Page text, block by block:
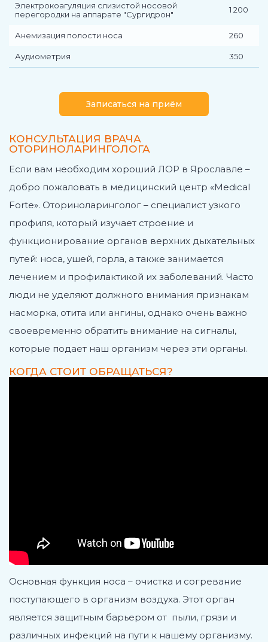
Электрокоагуляция слизистой носовой
перегородки на аппарате "Сургидрон"
1 200
Анемизация полости носа 260
Аудиометрия 350
Записаться на приём
КОНСУЛЬТАЦИЯ ВРАЧА
ОТОРИНОЛАРИНГОЛОГА
Если вам необходим хороший ЛОР в Ярославле –
добро пожаловать в медицинский центр «Medical
Forte». Оториноларинголог – специалист узкого
профиля, который изучает строение и
функционирование органов верхних дыхательных
путей: носа, ушей, горла, а также занимается
лечением и профилактикой их заболеваний. Часто
люди не уделяют должного внимания признакам
насморка, отита или ангины, однако очень важно
своевременно обратить внимание на сигналы,
которые подает наш организм через эти органы.
КОГДА СТОИТ ОБРАЩАТЬСЯ?
Основная функция носа – очистка и согревание
поступающего в организм воздуха. Этот орган
является защитным барьером от пыли, грязи и
различных инфекций на пути к нашему организму.